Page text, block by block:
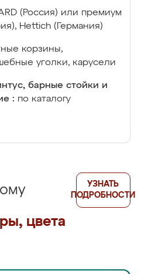
(Россия) или премиум
Hettich (Германия)
корзины,
уголки, карусели
барные стойки и
: по каталогу
цвета
УЗНАТЬ
ПОДРОБНОСТИ